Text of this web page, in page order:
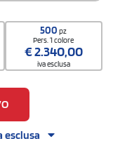
500pz
Pers. 1 colore
€2.340,00
iva esclusa
esclusa